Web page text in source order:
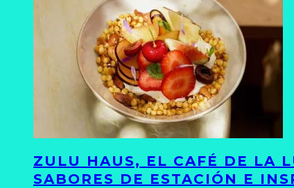
ZULU HAUS, EL CAFÉ DE LA
SABORES DE ESTACIÓN E